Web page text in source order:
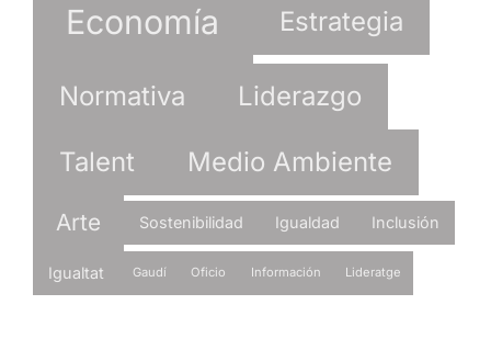
Economía Estrategia
Normativa Liderazgo
Talent Medio Ambiente
Arte Sostenibilidad Igualdad Inclusión
Igualtat Gaudí Oficio Información Lideratge